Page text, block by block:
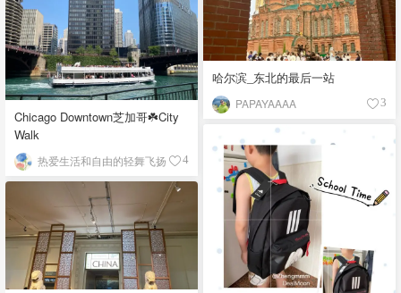
哈尔滨_东北的最后一站
PAPAYAAAA 3
Chicago Downtown芝加哥☘️City
Walk
热爱生活和自由的轻舞飞扬 4